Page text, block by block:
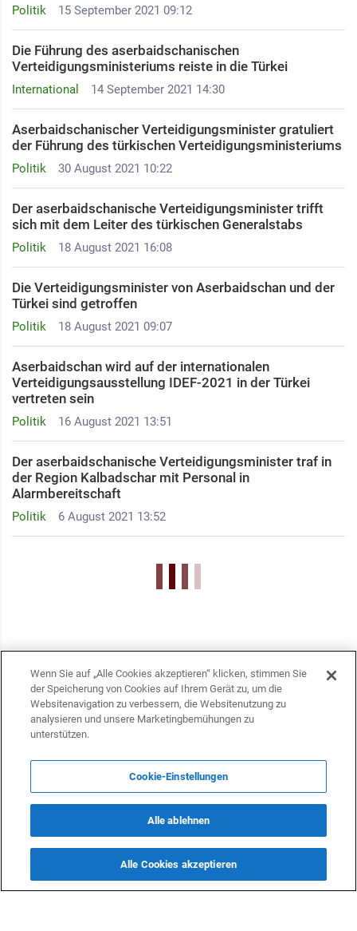
Politik 15 September 2021 09:12
International 14 September 2021 14:30
Die Führung des aserbaidschanischen
Verteidigungsministeriums reiste in die Türkei
Politik 30 August 2021 10:22
Aserbaidschanischer Verteidigungsminister gratuliert
der Führung des türkischen Verteidigungsministeriums
Politik 18 August 2021 16:08
Der aserbaidschanische Verteidigungsminister trifft
sich mit dem Leiter des türkischen Generalstabs
Politik 18 August 2021 09:07
Die Verteidigungsminister von Aserbaidschan und der
Türkei sind getroffen
Politik 16 August 2021 13:51
Aserbaidschan wird auf der internationalen
Verteidigungsausstellung IDEF-2021 in der Türkei
vertreten sein
Politik 6 August 2021 13:52
Der aserbaidschanische Verteidigungsminister traf in
der Region Kalbadschar mit Personal in
Alarmbereitschaft
KONTAKTE
Wenn Sie auf „Alle Cookies akzeptieren“ klicken, stimmen Sie
der Speicherung von Cookies auf Ihrem Gerät zu, um die
Websitenavigation zu verbessern, die Websitenutzung zu
analysieren und unsere Marketingbemühungen zu
unterstützen.
Cookie-Einstellungen
Alle ablehnen
Alle Cookies akzeptieren